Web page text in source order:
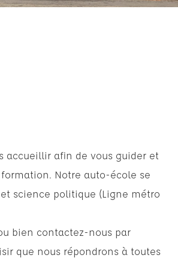
accueillir afin de vous guider et
Notre auto-école se
science politique (Ligne métro
bien contactez-nous par
que nous répondrons à toutes